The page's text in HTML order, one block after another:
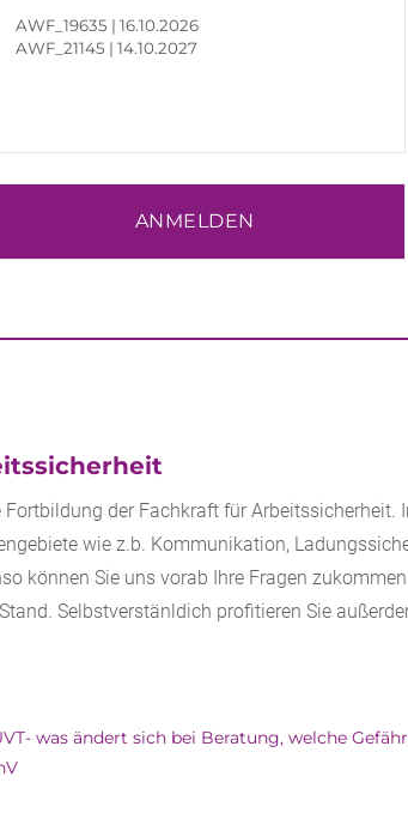
AWF_19635 | 16.10.2026
AWF_21145 | 14.10.2027
ANMELDEN
der Fachkraft für
wie z.b. Kommunikation,
können Sie uns vorab Ihre Fragen
Selbstverstänldich profitieren Sie
was ändert sich bei Beratung, welche